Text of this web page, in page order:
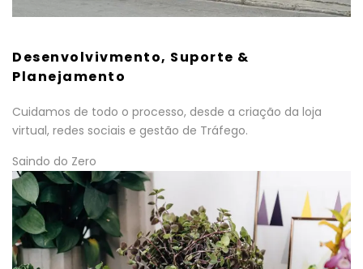
Desenvolvivmento, Suporte &
Planejamento
Cuidamos de todo o processo, desde a criação da loja
virtual, redes sociais e gestão de Tráfego.
Saindo do Zero